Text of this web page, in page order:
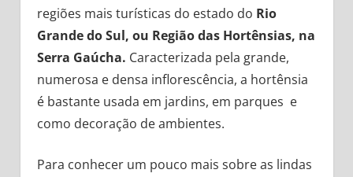
regiões mais turísticas do estado do Rio
Grande do Sul, ou Região das Hortênsias, na
Serra Gaúcha. Caracterizada pela grande,
numerosa e densa inflorescência, a hortênsia
é bastante usada em jardins, em parques e
como decoração de ambientes.
Para conhecer um pouco mais sobre as lindas